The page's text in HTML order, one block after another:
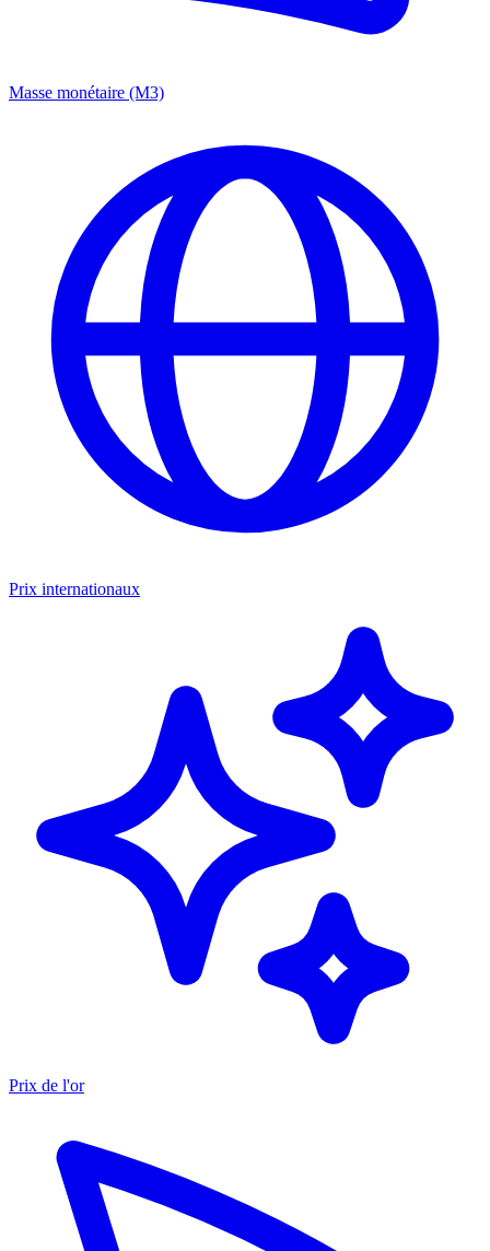
Masse monétaire (M3)
Prix internationaux
Prix de l'or